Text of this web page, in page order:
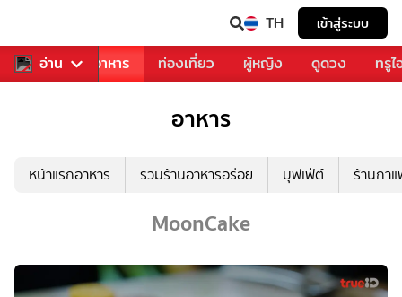
TH เข้าสู่ระบบ
อ่าน
การเพลง อาหาร ท่องเที่ยว ผู้หญิง ดูดวง ทรู
อาหาร
หน้าแรกอาหาร รวมร้านอาหารอร่อย บุฟเฟ่ต์ ร้านกา
MoonCake